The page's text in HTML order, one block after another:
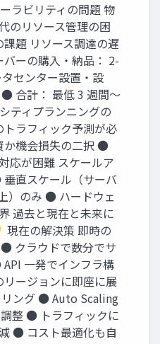
ラビリティの問題 物
のリソース管理の困
題 リソース調達の遅
ーの購入・納品： 2-
センター設置・設
合計： 最低 3 週間〜
ティプランニングの
ラフィック予測が必
機会損失の二択 ●
応が困難 スケールア
直スケール（サーバ
）のみ ● ハードウェ
過去と現在と未来に
現在の解決策 即時の
クラウドで数分でサ
一発でインフラ構
ージョンに即座に展
リング ● Auto Scaling
整 ● トラフィックに
● コスト最適化も自